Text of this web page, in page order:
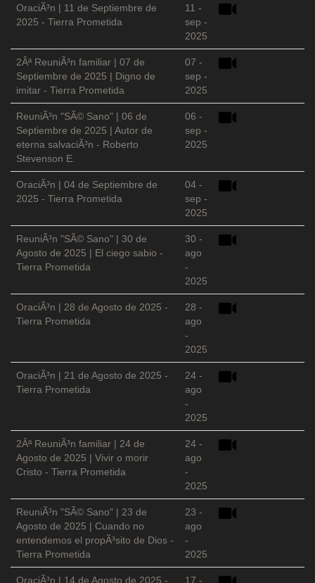
OraciÃ³n | 11 de Septiembre de
2025 - Tierra Prometida
11 -
sep -
2025
2Âª ReuniÃ³n familiar | 07 de
Septiembre de 2025 | Digno de
imitar - Tierra Prometida
07 -
sep -
2025
ReuniÃ³n "SÃ© Sano" | 06 de
Septiembre de 2025 | Autor de
eterna salvaciÃ³n - Roberto
Stevenson E.
06 -
sep -
2025
OraciÃ³n | 04 de Septiembre de
2025 - Tierra Prometida
04 -
sep -
2025
ReuniÃ³n "SÃ© Sano" | 30 de
Agosto de 2025 | El ciego sabio -
Tierra Prometida
30 -
ago
-
2025
OraciÃ³n | 28 de Agosto de 2025 -
Tierra Prometida
28 -
ago
-
2025
OraciÃ³n | 21 de Agosto de 2025 -
Tierra Prometida
24 -
ago
-
2025
2Âª ReuniÃ³n familiar | 24 de
Agosto de 2025 | Vivir o morir
Cristo - Tierra Prometida
24 -
ago
-
2025
ReuniÃ³n "SÃ© Sano" | 23 de
Agosto de 2025 | Cuando no
entendemos el propÃ³sito de Dios -
Tierra Prometida
23 -
ago
-
2025
OraciÃ³n | 14 de Agosto de 2025 -
17 -